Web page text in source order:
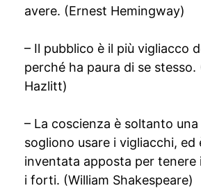
avere. (Ernest Hemingway)
– Il pubblico è il più vigliacco
perché ha paura di se stesso.
Hazlitt)
– La coscienza è soltanto
sogliono usare i vigliacchi, ed
inventata apposta per tenere
i forti. (William Shakespeare)